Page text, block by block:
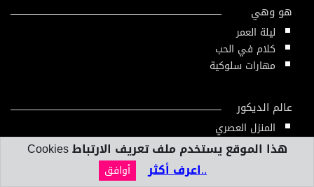
هو وهي
ليلة العمر
كلام في الحب
مهارات سلوكية
عالم الديكور
المنزل العصري
تصميم داخلي
هذا الموقع يستخدم ملف تعريف الارتباط Cookies
..اعرف أكثر
أوافق